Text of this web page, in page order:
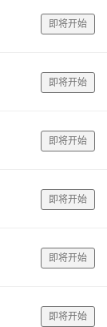
即将开始
即将开始
即将开始
即将开始
即将开始
即将开始